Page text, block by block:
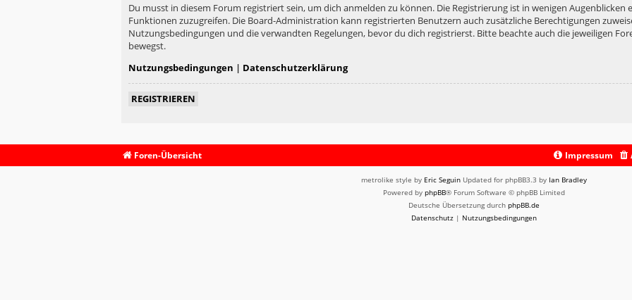
Du musst in diesem Forum registriert sein, um dich anmelden zu können. Die Registrierung ist in wenigen
Funktionen zuzugreifen. Die Board-Administration kann registrierten Benutzern auch zusätzliche Berechtigungen
Nutzungsbedingungen und die verwandten Regelungen, bevor du dich registrierst. Bitte beachte auch die jeweiligen
bewegst.
Nutzungsbedingungen | Datenschutzerklärung
REGISTRIEREN
Foren-Übersicht Impressum
metrolike style by Eric Seguin Updated for phpBB3.3 by Ian Bradley
Powered by phpBB® Forum Software © phpBB Limited
Deutsche Übersetzung durch phpBB.de
Datenschutz | Nutzungsbedingungen